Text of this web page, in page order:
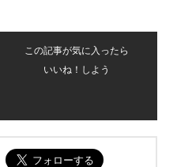
この記事が気に入ったら
いいね！しよう